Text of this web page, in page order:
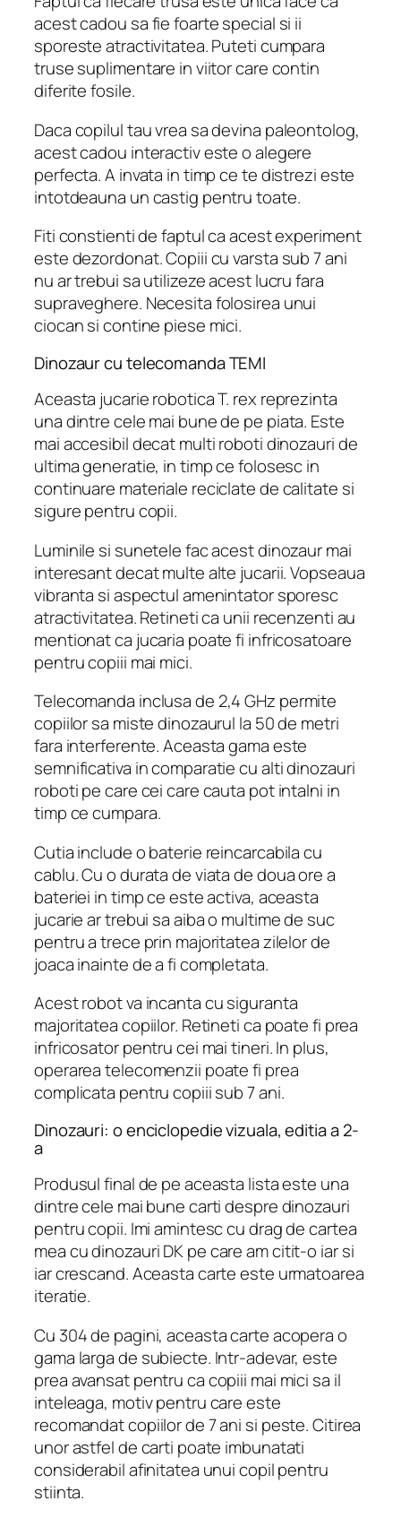
acest cadou sa fie foarte special si ii
sporeste atractivitatea. Puteti cumpara
truse suplimentare in viitor care contin
diferite fosile.
Daca copilul tau vrea sa devina paleontolog,
acest cadou interactiv este o alegere
perfecta. A invata in timp ce te distrezi este
intotdeauna un castig pentru toate.
Fiti constienti de faptul ca acest experiment
este dezordonat. Copiii cu varsta sub 7 ani
nu ar trebui sa utilizeze acest lucru fara
supraveghere. Necesita folosirea unui
ciocan si contine piese mici.
Dinozaur cu telecomanda TEMI
Aceasta jucarie robotica T. rex reprezinta
una dintre cele mai bune de pe piata. Este
mai accesibil decat multi roboti dinozauri de
ultima generatie, in timp ce folosesc in
continuare materiale reciclate de calitate si
sigure pentru copii.
Luminile si sunetele fac acest dinozaur mai
interesant decat multe alte jucarii. Vopseaua
vibranta si aspectul amenintator sporesc
atractivitatea. Retineti ca unii recenzenti au
mentionat ca jucaria poate fi infricosatoare
pentru copiii mai mici.
Telecomanda inclusa de 2,4 GHz permite
copiilor sa miste dinozaurul la 50 de metri
fara interferente. Aceasta gama este
semnificativa in comparatie cu alti dinozauri
roboti pe care cei care cauta pot intalni in
timp ce cumpara.
Cutia include o baterie reincarcabila cu
cablu. Cu o durata de viata de doua ore a
bateriei in timp ce este activa, aceasta
jucarie ar trebui sa aiba o multime de suc
pentru a trece prin majoritatea zilelor de
joaca inainte de a fi completata.
Acest robot va incanta cu siguranta
majoritatea copiilor. Retineti ca poate fi prea
infricosator pentru cei mai tineri. In plus,
operarea telecomenzii poate fi prea
complicata pentru copiii sub 7 ani.
Dinozauri: o enciclopedie vizuala, editia a 2-
a
Produsul final de pe aceasta lista este una
dintre cele mai bune carti despre dinozauri
pentru copii. Imi amintesc cu drag de cartea
mea cu dinozauri DK pe care am citit-o iar si
iar crescand. Aceasta carte este urmatoarea
iteratie.
Cu 304 de pagini, aceasta carte acopera o
gama larga de subiecte. Intr-adevar, este
prea avansat pentru ca copiii mai mici sa il
inteleaga, motiv pentru care este
recomandat copiilor de 7 ani si peste. Citirea
unor astfel de carti poate imbunatati
considerabil afinitatea unui copil pentru
stiinta.